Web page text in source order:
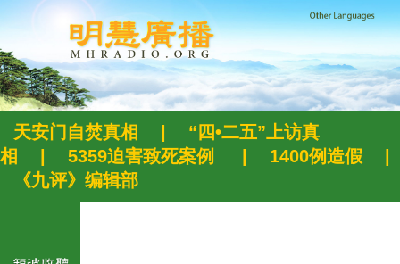
天安门自焚真相
“四•二五”上访真
相
5359迫害致死案例 1400例造假
《九评》编辑部